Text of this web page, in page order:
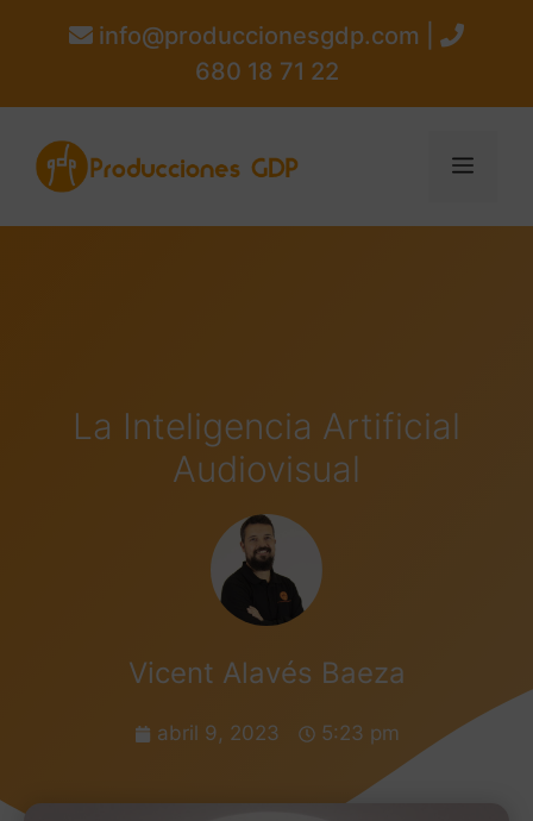
info@produccionesgdp.com |
680 18 71 22
La Inteligencia Artificial
Audiovisual
Vicent Alavés Baeza
abril 9, 2023 5:23 pm